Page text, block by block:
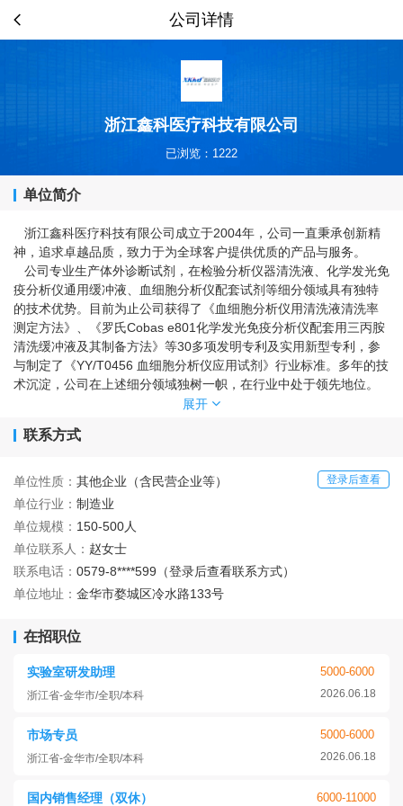
公司详情
浙江鑫科医疗科技有限公司
已浏览：1222
单位简介
浙江鑫科医疗科技有限公司成立于2004年，公司一直秉承创新精
神，追求卓越品质，致力于为全球客户提供优质的产品与服务。
公司专业生产体外诊断试剂，在检验分析仪器清洗液、化学发光免
疫分析仪通用缓冲液、血细胞分析仪配套试剂等细分领域具有独特
的技术优势。目前为止公司获得了《血细胞分析仪用清洗液清洗率
测定方法》、《罗氏Cobas e801化学发光免疫分析仪配套用三丙胺
清洗缓冲液及其制备方法》等30多项发明专利及实用新型专利，参
与制定了《YY/T0456 血细胞分析仪应用试剂》行业标准。多年的技
术沉淀，公司在上述细分领域独树一帜，在行业中处于领先地位。
公司拥有一支成熟高效的研发团队，有33名硕士及中高级职称专
配备了罗氏、雅培、贝克曼、西门子大型免疫发光分析仪等临床检
备170台，成为了浙江师范大学、金华市职业技术大学等高校和科研
院所的协作单位和教学实习基地。
科技创新方面，公司先后获得金华市科学技术研究开发中心、浙江
省科技型中小企业、浙江省创新型中小企业、浙江省专精特新中小
企业、国家高新技术企业等多项荣誉，公司一直走在专精特新的专
业化道路上；在诚信经营方面，公司坚持做好企业信用管理，着力
的认可，2023年在众多参选单位中脱颖而出，被评定为浙江省信用
管理示范企业。
公司现有2000m² 洁净生产车间，拥有11条全自动灌装生产线，采
用6.0t/h 反渗透+EDI超纯水制水等60台先进生产设备，日产能达40
吨。稳定的生产条件和规范的质量管理，已经成为诸多检验仪器生
公司秉承“科技为先、质量为本、客户为上”的经营理念，致力于卓
越的产品品质 和优良的售后服务。公司以社会责任为要务，以降低
案，满足客户的多样化需求。
展开
联系方式
登录后查看
单位性质： 其他企业（含民营企业等）
单位行业： 制造业
单位规模： 150-500人
单位联系人： 赵女士
联系电话： 0579-8****599（登录后查看联系方式）
单位地址： 金华市婺城区冷水路133号
在招职位
实验室研发助理
浙江省-金华市/全职/本科
5000-6000
2026.06.18
市场专员
浙江省-金华市/全职/本科
5000-6000
2026.06.18
国内销售经理（双休） 6000-11000